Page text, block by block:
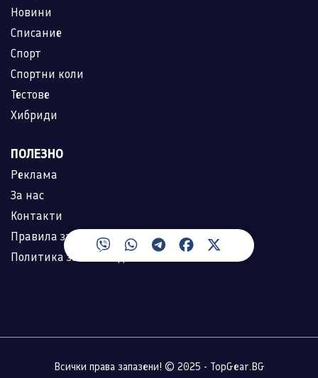
Новини
Списание
Спорт
Спортни коли
Тестове
Хибриди
ПОЛЕЗНО
Реклама
За нас
Контакти
Правила за ползване
Политика за лични данни
Всички права запазени! © 2025 - TopGear.BG